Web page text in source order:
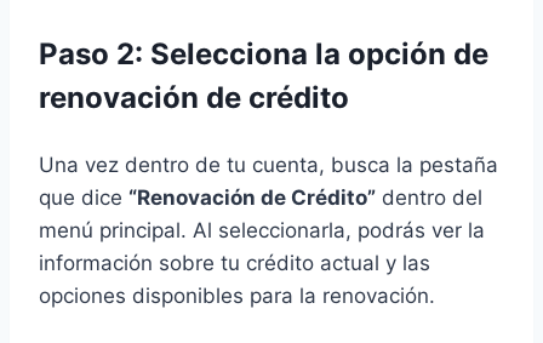
Paso 2: Selecciona la opción de
renovación de crédito
Una vez dentro de tu cuenta, busca la pestaña
que dice “Renovación de Crédito” dentro del
menú principal. Al seleccionarla, podrás ver la
información sobre tu crédito actual y las
opciones disponibles para la renovación.